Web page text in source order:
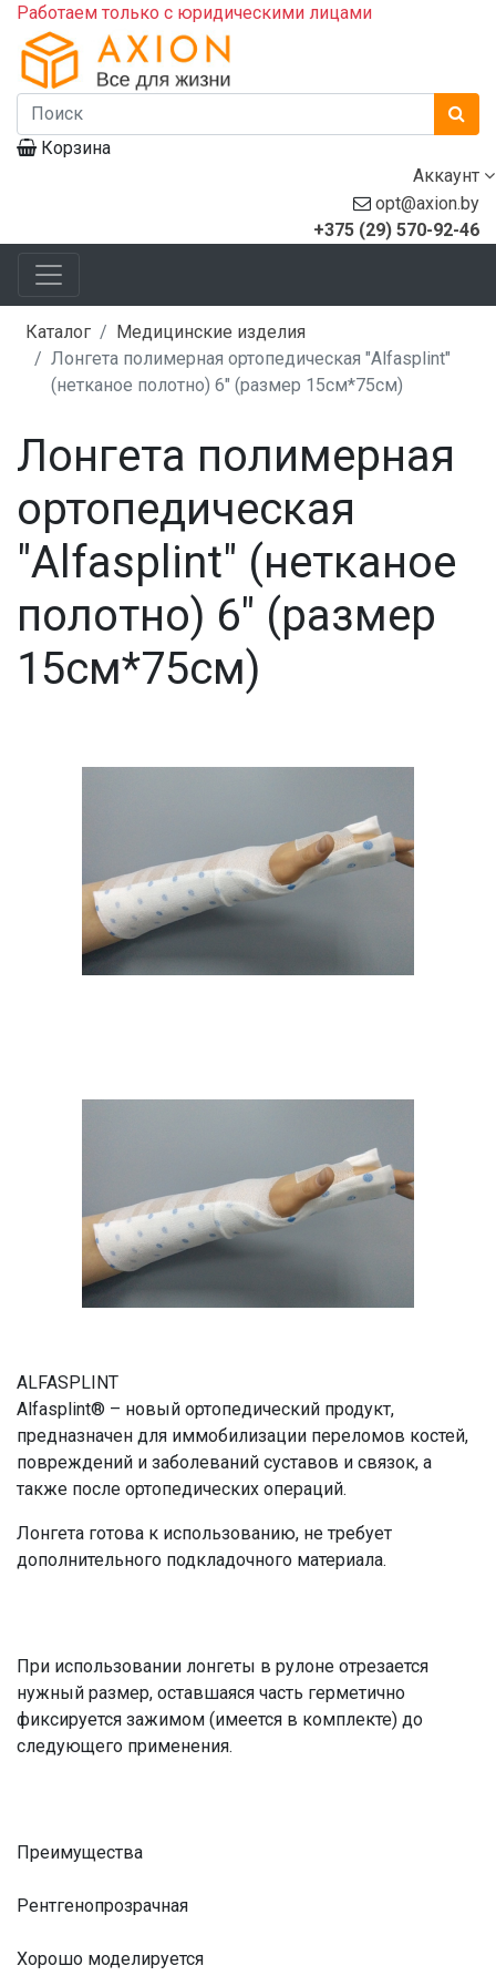
Работаем только с юридическими лицами
Корзина
Аккаунт
opt@axion.by
+375 (29) 570-92-46
Каталог
Медицинские изделия
Лонгета полимерная ортопедическая "Alfasplint"
(нетканое полотно) 6" (размер 15см*75см)
Лонгета полимерная
ортопедическая
"Alfasplint" (нетканое
полотно) 6" (размер
15см*75см)
ALFASPLINT
Alfasplint® – новый ортопедический продукт,
предназначен для иммобилизации переломов костей,
повреждений и заболеваний суставов и связок, а
также после ортопедических операций.
Лонгета готова к использованию, не требует
дополнительного подкладочного материала.
При использовании лонгеты в рулоне отрезается
нужный размер, оставшаяся часть герметично
фиксируется зажимом (имеется в комплекте) до
следующего применения.
Преимущества
Рентгенопрозрачная
Хорошо моделируется